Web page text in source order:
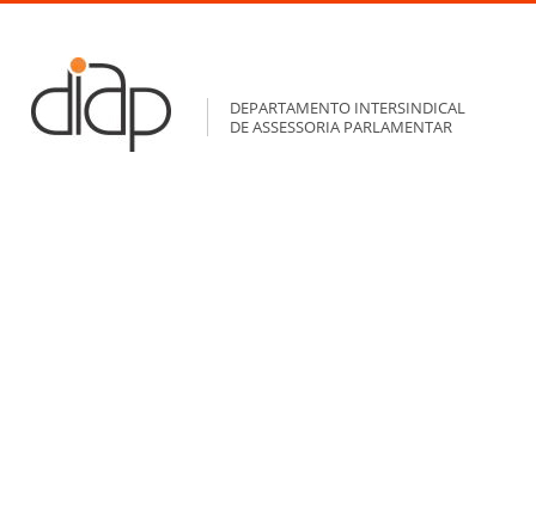
DEPARTAMENTO INTERSINDICAL
DE ASSESSORIA PARLAMENTAR